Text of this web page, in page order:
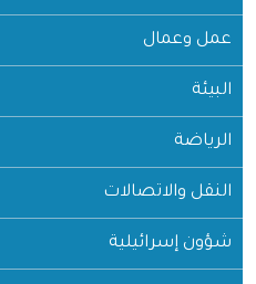
عمل وعمال
البيئة
الرياضة
النقل والاتصالات
شؤون إسرائيلية